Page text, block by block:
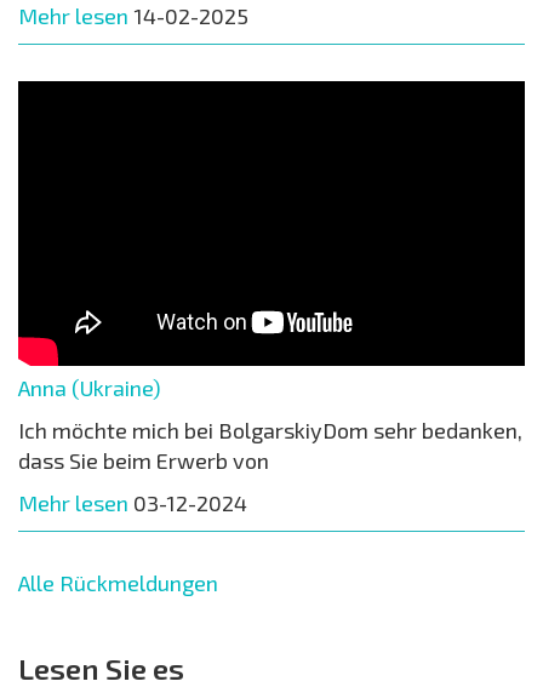
Mehr lesen 14-02-2025
Anna (Ukraine)
Ich möchte mich bei BolgarskiyDom sehr bedanken,
dass Sie beim Erwerb von
Mehr lesen 03-12-2024
Alle Rückmeldungen
Lesen Sie es